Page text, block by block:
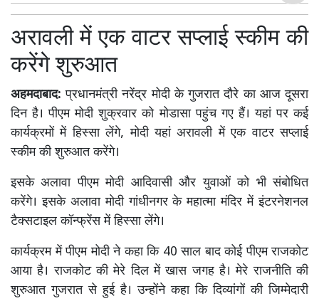
अरावली में एक वाटर सप्लाई स्कीम की
करेंगे शुरुआत
अहमदाबाद: प्रधानमंत्री नरेंद्र मोदी के गुजरात दौरे का आज दूसरा
दिन है। पीएम मोदी शुक्रवार को मोडासा पहुंच गए हैं। यहां पर कई
कार्यक्रमों में हिस्सा लेंगे, मोदी यहां अरावली में एक वाटर सप्लाई
स्कीम की शुरुआत करेंगे।
इसके अलावा पीएम मोदी आदिवासी और युवाओं को भी संबोधित
करेंगे। इसके अलावा मोदी गांधीनगर के महात्मा मंदिर में इंटरनेशनल
टैक्सटाइल कॉन्फ्रेंस में हिस्सा लेंगे।
कार्यक्रम में पीएम मोदी ने कहा कि 40 साल बाद कोई पीएम राजकोट
आया है। राजकोट की मेरे दिल में खास जगह है। मेरे राजनीति की
शुरुआत गुजरात से हुई है। उन्होंने कहा कि दिव्यांगों की जिम्मेदारी